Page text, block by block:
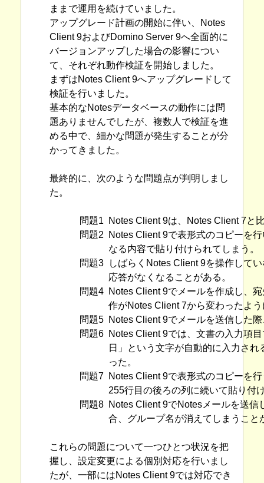
ままで運用を続けていました。
アップグレード計画の開始に伴い、Notes
Client 9およびDomino Server 9へ全面的に
バージョンアップした場合の影響につい
て、それぞれ動作検証を開始しました。
まずはNotes Client 9へアップグレードして
検証を行いました。
基本的なNotesデータベースの動作には問
題ありませんでしたが、複数人で検証を進
める中で、細かな問題が発生することが分
かってきました。
最終的に、次のような問題点が判明しまし
た。
問題1
Notes Client 9は、Notes Client 7と
問題2
Notes Client 9で表形式のコピーを
なる内容で貼り付けられてしまう。
問題3
しばらくNotes Client 9を操作して
応答がなくなることがある。
問題4 Notes Client 9でメールを作成し、
作がNotes Client 7から変わったよ
問題5 Notes Client 9でメールを送信した
問題6 Notes Client 9では、文書の入力項
日」という文字が自動的に入力さ
った。
問題7 Notes Client 9で表形式のコピーを
255行目の後ろの列に続いて貼り付
問題8 Notes Client 9でNotesメールを送
合、グループ名が消えてしまうこと
これらの問題について一つひとつ状況を把
握し、設定変更による個別対応を行いまし
たが、一部にはNotes Client 9では対応でき